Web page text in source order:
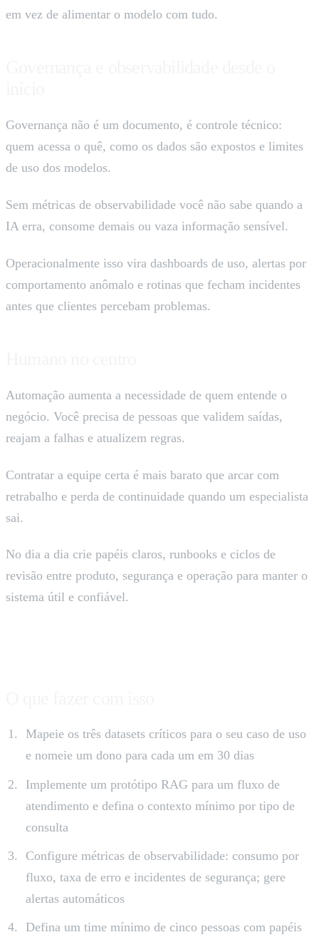
em vez de alimentar o modelo com tudo.
Governança não é um documento, é controle técnico:
quem acessa o quê, como os dados são expostos e limites
de uso dos modelos.
Sem métricas de observabilidade você não sabe quando a
IA erra, consome demais ou vaza informação sensível.
Operacionalmente isso vira dashboards de uso, alertas por
comportamento anômalo e rotinas que fecham incidentes
antes que clientes percebam problemas.
Automação aumenta a necessidade de quem entende o
negócio. Você precisa de pessoas que validem saídas,
reajam a falhas e atualizem regras.
Contratar a equipe certa é mais barato que arcar com
retrabalho e perda de continuidade quando um especialista
sai.
No dia a dia crie papéis claros, runbooks e ciclos de
revisão entre produto, segurança e operação para manter o
sistema útil e confiável.
Mapeie os três datasets críticos para o seu caso de uso
e nomeie um dono para cada um em 30 dias
Implemente um protótipo RAG para um fluxo de
atendimento e defina o contexto mínimo por tipo de
consulta
Configure métricas de observabilidade: consumo por
fluxo, taxa de erro e incidentes de segurança; gere
alertas automáticos
Defina um time mínimo de cinco pessoas com papéis